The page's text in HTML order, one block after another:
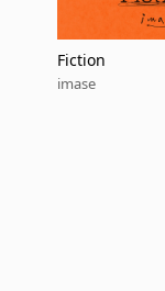
Fiction
imase